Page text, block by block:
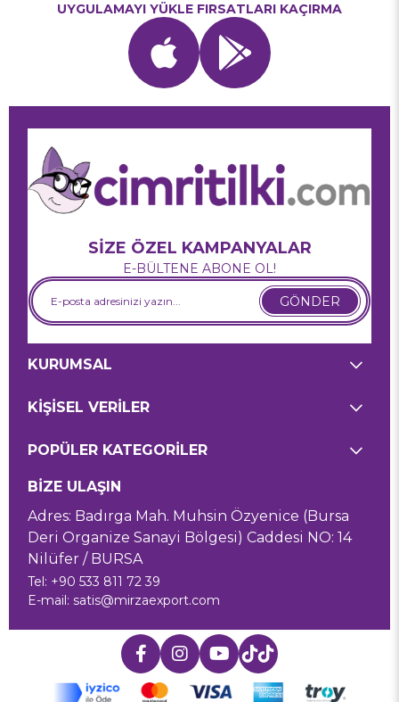
UYGULAMAYI YÜKLE FIRSATLARI KAÇIRMA
SİZE ÖZEL KAMPANYALAR
E-BÜLTENE ABONE OL!
GÖNDER
KURUMSAL
KİŞİSEL VERİLER
POPÜLER KATEGORİLER
BİZE ULAŞIN
Adres: Badırga Mah. Muhsin Özyenice (Bursa
Deri Organize Sanayi Bölgesi) Caddesi NO: 14
Nilüfer / BURSA
Tel: +90 533 811 72 39
E-mail: satis@mirzaexport.com